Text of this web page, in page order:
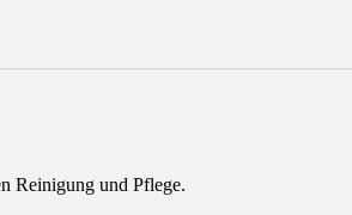
Reinigung und Pflege.